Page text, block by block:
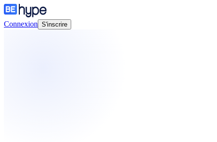
Connexion S'inscrire